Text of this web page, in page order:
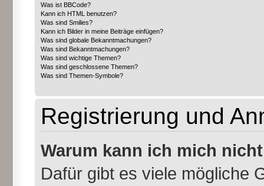
Was ist BBCode?
Kann ich HTML benutzen?
Was sind Smilies?
Kann ich Bilder in meine Beiträge einfügen?
Was sind globale Bekanntmachungen?
Was sind Bekanntmachungen?
Was sind wichtige Themen?
Was sind geschlossene Themen?
Was sind Themen-Symbole?
Registrierung und
Warum kann ich mich
Dafür gibt es viele mögliche